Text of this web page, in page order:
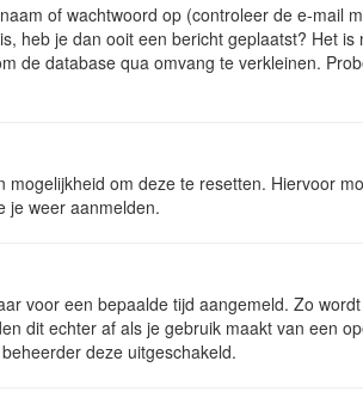
of wachtwoord op (controleer de e-mail
heb je dan ooit een bericht geplaatst? Het
de database qua omvang te verkleinen.
om deze te resetten. Hiervoor
je weer aanmelden.
voor een bepaalde tijd aangemeld. Zo
dit echter af als je gebruik maakt van een
deze uitgeschakeld.